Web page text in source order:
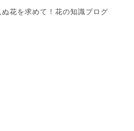
花を求めて！花の知識ブログ